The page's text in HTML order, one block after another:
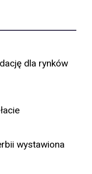
dla rynków
wystawiona